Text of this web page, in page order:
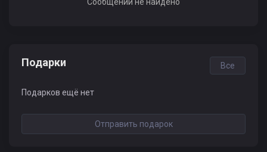
Подарки Все
Подарков ещё нет
Отправить подарок